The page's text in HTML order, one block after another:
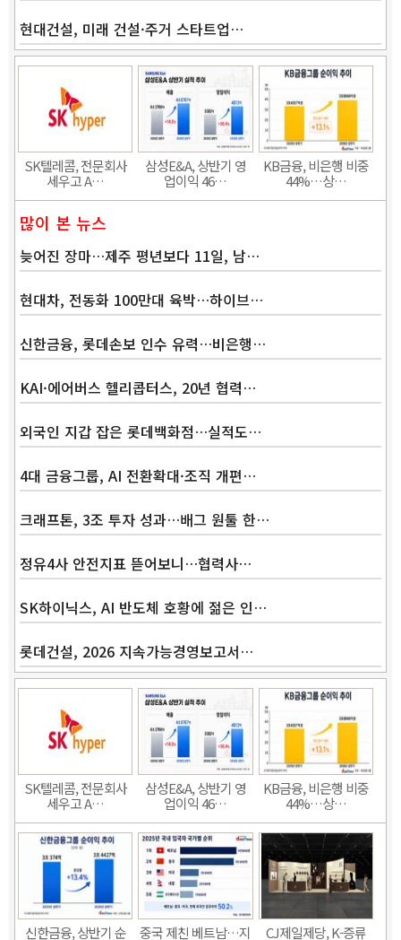
현대건설, 미래 건설·주거 스타트업…
SK텔레콤, 전문회사
세우고 A…
삼성E&A, 상반기 영
업이익 46…
KB금융, 비은행 비중
44%…상…
많이 본 뉴스
늦어진 장마…제주 평년보다 11일, 남…
현대차, 전동화 100만대 육박…하이브…
신한금융, 롯데손보 인수 유력…비은행…
KAI·에어버스 헬리콥터스, 20년 협력…
외국인 지갑 잡은 롯데백화점…실적도…
4대 금융그룹, AI 전환확대·조직 개편…
크래프톤, 3조 투자 성과…배그 원툴 한…
정유4사 안전지표 뜯어보니…협력사…
SK하이닉스, AI 반도체 호황에 젊은 인…
롯데건설, 2026 지속가능경영보고서…
SK텔레콤, 전문회사
세우고 A…
삼성E&A, 상반기 영
업이익 46…
KB금융, 비은행 비중
44%…상…
신한금융, 상반기 순
중국 제친 베트남…지
CJ제일제당, K-증류